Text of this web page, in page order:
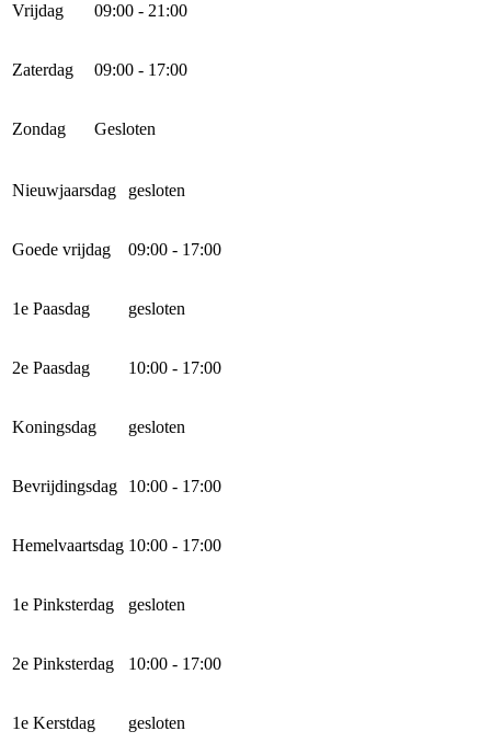
Vrijdag 09:00 - 21:00
Zaterdag 09:00 - 17:00
Zondag Gesloten
Nieuwjaarsdag gesloten
Goede vrijdag 09:00 - 17:00
1e Paasdag gesloten
2e Paasdag 10:00 - 17:00
Koningsdag gesloten
Bevrijdingsdag 10:00 - 17:00
Hemelvaartsdag 10:00 - 17:00
1e Pinksterdag gesloten
2e Pinksterdag 10:00 - 17:00
1e Kerstdag gesloten